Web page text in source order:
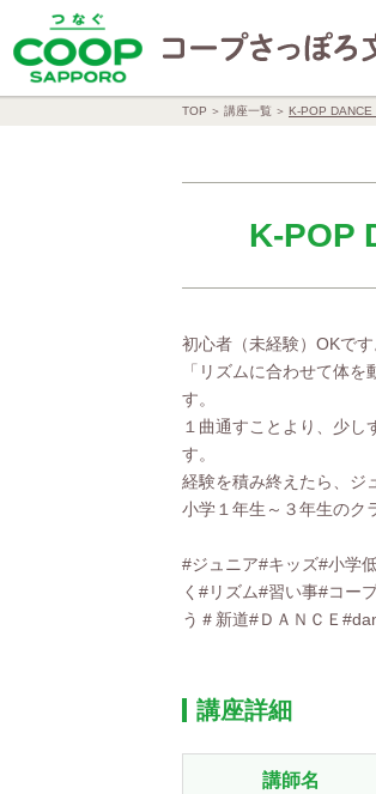
TOP 講座一覧 K-POP
K-POP
初心者（未経験）OKです
「リズムに合わせて体
す。
１曲通すことより、少し
す。
経験を積み終えたら、ジ
小学１年生～３年生のク
#ジュニア#キッズ#小学
く#リズム#習い事#コー
う＃新道#ＤＡＮＣＥ
講座詳細
講師名